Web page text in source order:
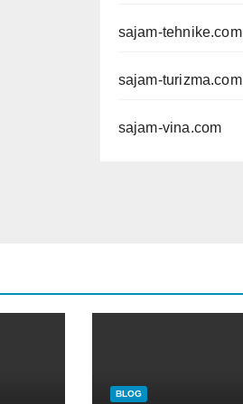
sajam-tehnike.com
sajam-turizma.com
sajam-vina.com
BLOG